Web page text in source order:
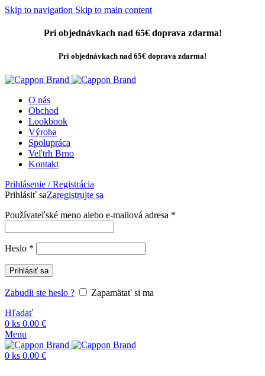
Skip to navigation Skip to main content
Pri objednávkach nad 65€ doprava zdarma!
Pri objednávkach nad 65€ doprava zdarma!
O nás
Obchod
Lookbook
Výroba
Spolupráca
Veľtrh Brno
Kontakt
Prihlásenie / Registrácia
Prihlásiť saZaregistrujte sa
Používateľské meno alebo e-mailová adresa *
Heslo *
Prihlásiť sa
Zabudli ste heslo ?
Zapamätať si ma
Hľadať
0 ks 0.00 €
Menu
0 ks 0.00 €